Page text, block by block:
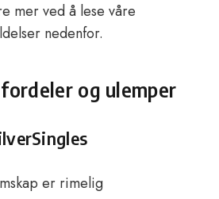
mer ved å lese våre
nedenfor.
og ulemper
er rimelig